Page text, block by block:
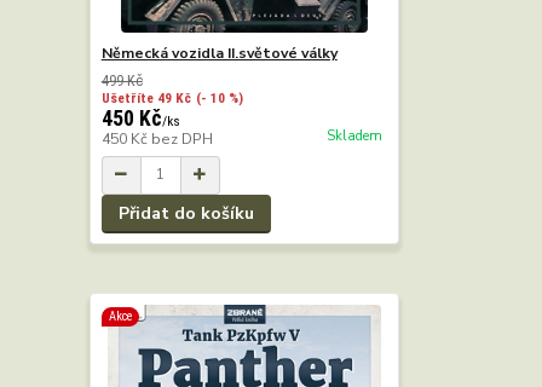
Německá vozidla II.světové války
499 Kč
Ušetříte 49 Kč (- 10 %)
450 Kč/ks
450 Kč bez DPH Skladem
Přidat do košíku
Akce